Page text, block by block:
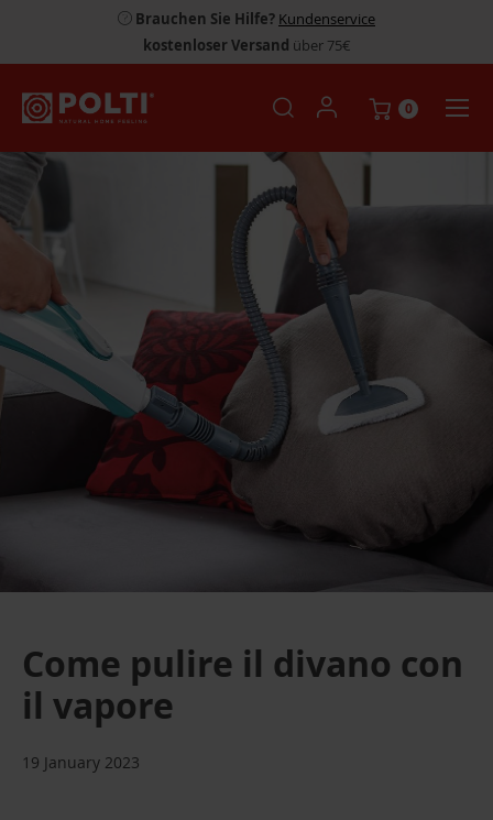
Brauchen Sie Hilfe? Kundenservice
kostenloser Versand über 75€
0
Come pulire il divano con
il vapore
19 January 2023